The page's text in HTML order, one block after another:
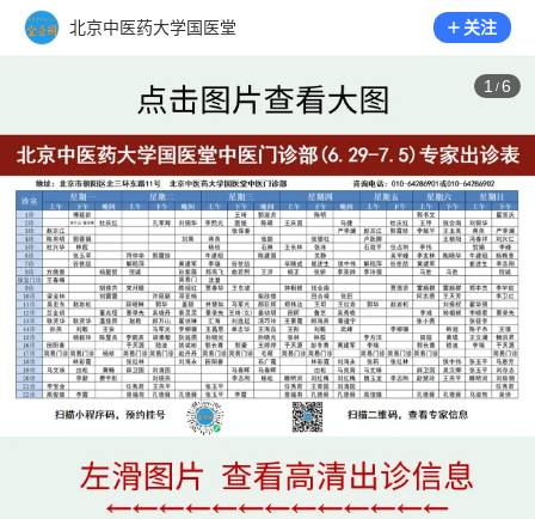
北京中医药大学国医堂 关注
1 /6